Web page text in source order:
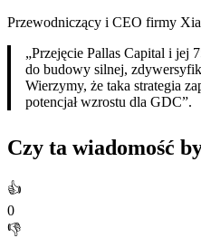
Przewodniczący i CEO firmy
„Przejęcie Pallas Capital i jej
do budowy silnej,
Wierzymy, że taka strategia
potencjał wzrostu dla GDC”.
Czy ta wiadomość
👍
0
👎